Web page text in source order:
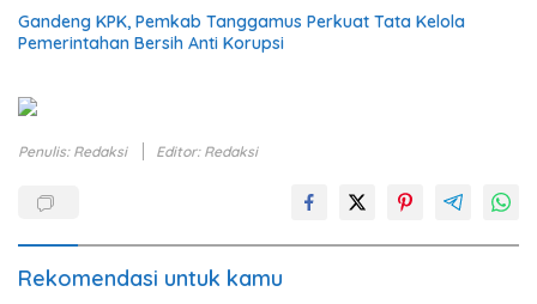
Gandeng KPK, Pemkab Tanggamus Perkuat Tata Kelola
Pemerintahan Bersih Anti Korupsi
Penulis: Redaksi Editor: Redaksi
Rekomendasi untuk kamu